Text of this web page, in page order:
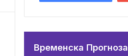
Временска Прогноза